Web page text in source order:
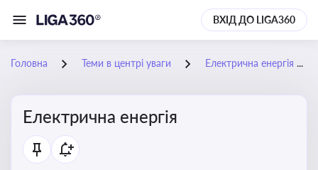
ВХІД ДО LIGA360
Головна Теми в центрі уваги Електрична енергія
Електрична енергія